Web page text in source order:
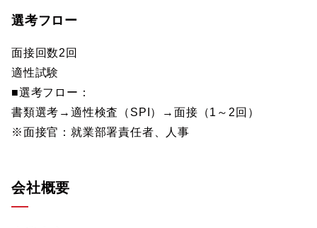
選考フロー
面接回数2回
適性試験
■選考フロー：
書類選考→適性検査（SPI）→面接（1～2回）
※面接官：就業部署責任者、人事
会社概要